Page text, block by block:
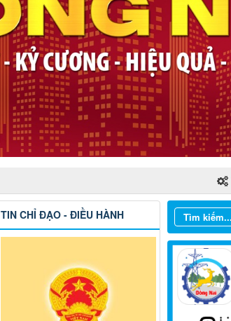
TIN CHỈ ĐẠO - ĐIỀU HÀNH